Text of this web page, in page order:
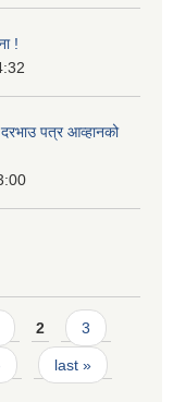
!
पत्र आव्हानको
2 3
last »